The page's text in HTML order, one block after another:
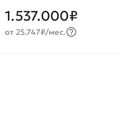
1.537.000₽
от 25.747₽/мес.